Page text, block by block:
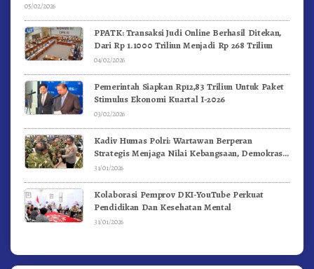
05/02/2026
PPATK: Transaksi Judi Online Berhasil Ditekan,
Dari Rp 1.1000 Triliun Menjadi Rp 268 Triliun
04/02/2026
Pemerintah Siapkan Rp12,83 Triliun Untuk Paket
Stimulus Ekonomi Kuartal I-2026
03/02/2026
Kadiv Humas Polri: Wartawan Berperan
Strategis Menjaga Nilai Kebangsaan, Demokrasi,
dan NKRI
31/01/2026
Kolaborasi Pemprov DKI-YouTube Perkuat
Pendidikan Dan Kesehatan Mental
31/01/2026